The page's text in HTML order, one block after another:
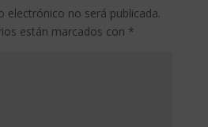
electrónico no será publicada.
están marcados con *